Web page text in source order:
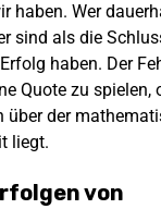
haben. Wer
sind als die
haben. Der
Quote zu spielen,
über der
liegt.
von